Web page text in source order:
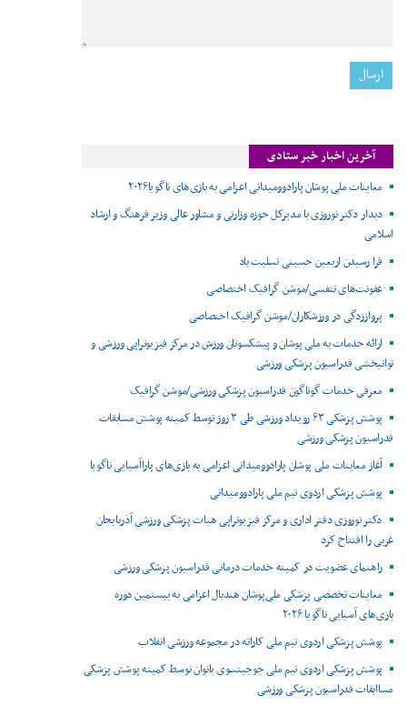
آخرین اخبار خبر ستادی
معاینات ملی پوشان پارادوومیدانی اعزامی به بازی‌های ناگویا۲۰۲۶
دیدار دکتر نوروزی با مدیرکل حوزه وزارتی و مشاور عالی وزیر فرهنگ و ارشاد
اسلامی
فرا رسیدن اربعین حسینی تسلیت باد
عفونت‌های تنفسی/موشن گرافیک اختصاصی
پرواززدگی در ورزشکاران/موشن گرافیک اختصاصی
ارائه خدمات به ملی پوشان و پیشکسوتان ورزش در مرکز فیزیوتراپی ورزشی و
توانبخشی فدراسیون پزشکی ورزشی
معرفی خدمات گوناگون فدراسیون پزشکی ورزشی/موشن گرافیک
پوشش پزشکی ۶۳ رویداد ورزشی طی ۳ روز توسط کمیته پوشش مسابقات
فدراسیون پزشکی ورزشی
آغاز معاینات ملی پوشان پارادوومیدانی اعزامی به بازی‌های پاراآسیایی ناگویا
پوشش پزشکی اردوی تیم ملی پارادوومیدانی
دکتر نوروزی دفتر اداری و مرکز فیزیوتراپی هیات پزشکی ورزشی آذربایجان
غربی را افتتاح کرد
راهنمای عضویت در کمیته خدمات درمانی فدراسیون پزشکی ورزشی
معاینات تخصصی پزشکی ملی‌پوشان هندبال اعزامی به بیستمین دوره
بازی‌های آسیایی ناگویا ۲۰۲۶
پوشش پزشکی اردوی تیم ملی کاراته در مجموعه ورزشی انقلاب
پوشش پزشکی اردوی تیم ملی جوجیتسوی بانوان توسط کمیته پوشش پزشکی
مساابقات فدراسیون پزشکی ورزشی